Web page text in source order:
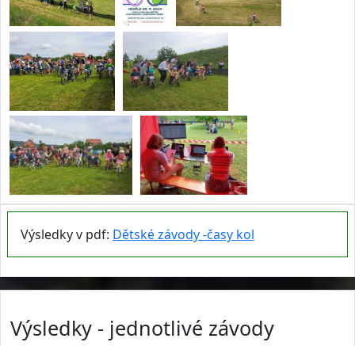
Výsledky v pdf: Dětské závody -časy kol
Výsledky - jednotlivé závody